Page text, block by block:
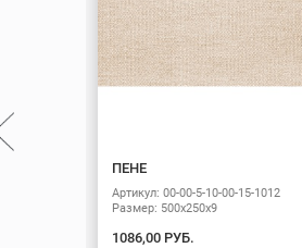
ПЕНЕ
Артикул: 00-00-5-10-00-15-1012
Размер: 500х250х9
1086,00 РУБ.